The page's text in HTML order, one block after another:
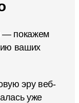
— покажем
ваших
эру веб-
уже